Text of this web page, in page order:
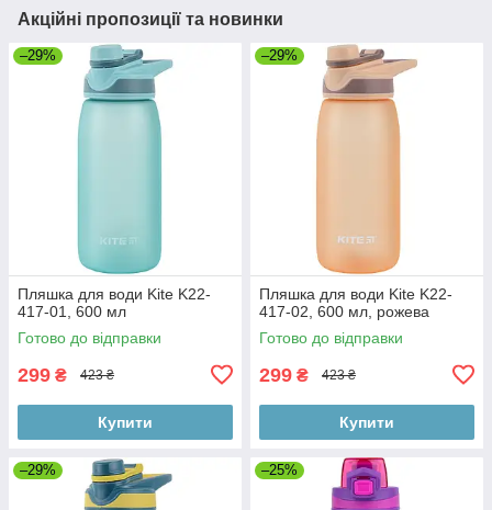
Акційні пропозиції та новинки
–29%
Пляшка для води Kite K22-
417-01, 600 мл
Готово до відправки
299 ₴ 423 ₴
Купити
–29%
Пляшка для води Kite K22-
417-02, 600 мл, рожева
Готово до відправки
299 ₴ 423 ₴
Купити
–29% –25%